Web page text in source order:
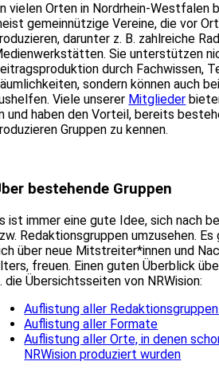
vielen Orten in Nordrhein-Westfalen
gemeinnützige Vereine, die vor
darunter z. B. zahlreiche
Sie unterstützen
durch Fachwissen,
sondern können auch
Viele unserer Mitglieder
und haben den Vorteil, bereits
Gruppen zu kennen.
bestehende Gruppen
ist immer eine gute Idee, sich nach
Redaktionsgruppen umzusehen.
über neue Mitstreiter*innen und
freuen. Einen guten Überblick
die Übersichtsseiten von NRWision:
Auflistung aller
Auflistung aller Formate
Auflistung aller Orte, in denen
NRWision produziert wurden